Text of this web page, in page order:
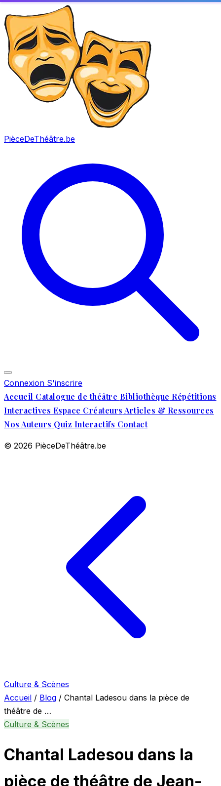
PièceDeThéâtre.be
Connexion S'inscrire
Accueil Catalogue de théâtre Bibliothèque Répétitions
Interactives Espace Créateurs Articles & Ressources
Nos Auteurs Quiz Interactifs Contact
© 2026 PièceDeThéâtre.be
Culture & Scènes
Accueil / Blog / Chantal Ladesou dans la pièce de
théâtre de …
Culture & Scènes
Chantal Ladesou dans la
pièce de théâtre de Jean-